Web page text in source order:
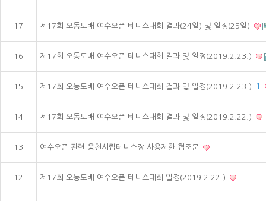
17 제17회 오동도배 여수오픈 테니스대회 결과(24일) 및 일정(25일)
16 제17회 오동도배 여수오픈 테니스대회 결과 및 일정(2019.2.23.)
15 제17회 오동도배 여수오픈 테니스대회 결과 및 일정(2019.2.23.) 1
14 제17회 오동도배 여수오픈 테니스대회 결과 및 일정(2019.2.22.)
13 여수오픈 관련 웅천시립테니스장 사용제한 협조문
12 제17회 오동도배 여수오픈 테니스대회 일정(2019.2.22.)